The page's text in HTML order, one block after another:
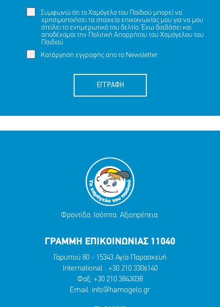
Συμφωνώ ότι το Χαμόγελο του Παιδιού μπορεί να
χρησιμοποιήσει τα στοιχεία επικοινωνίας μου για να μου
στείλει το ενημερωτικό του δελτίο. Έχω διαβάσει και
αποδέχομαι την Πολιτική Απορρήτου του Χαμόγελου του
Παιδιού
Κατάργηση εγγραφής απο το Newsletter.
ΕΓΓΡΑΦΗ
Φροντίδα. Ισότητα. Αξιοπρέπεια.
ΓΡΑΜΜΗ ΕΠΙΚΟΙΝΩΝΙΑΣ 11040
Γαρυττού 80 - 15343 Αγία Παρασκευή
International : +30 210 3306140
Φαξ: +30 210 3843038
Email: info@hamogelo.gr